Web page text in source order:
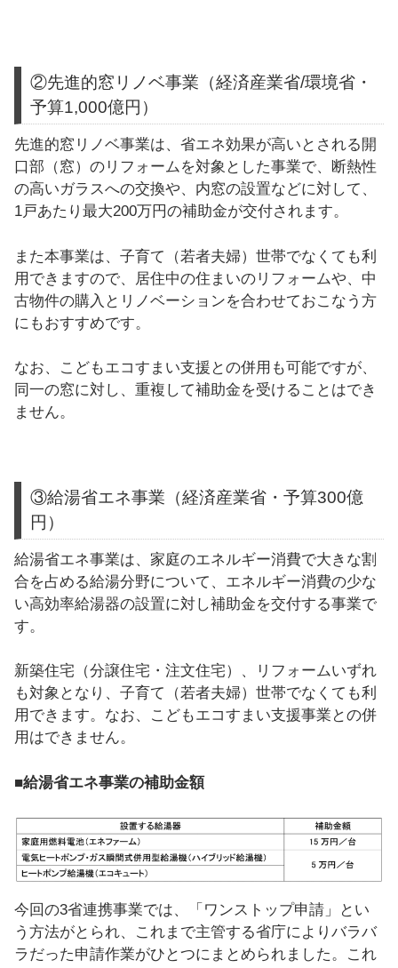
②先進的窓リノベ事業（経済産業省/環境省・
予算1,000億円）
先進的窓リノベ事業は、省エネ効果が高いとされる開
口部（窓）のリフォームを対象とした事業で、断熱性
の高いガラスへの交換や、内窓の設置などに対して、
1戸あたり最大200万円の補助金が交付されます。
また本事業は、子育て（若者夫婦）世帯でなくても利
用できますので、居住中の住まいのリフォームや、中
古物件の購入とリノベーションを合わせておこなう方
にもおすすめです。
なお、こどもエコすまい支援との併用も可能ですが、
同一の窓に対し、重複して補助金を受けることはでき
ません。
③給湯省エネ事業（経済産業省・予算300億
円）
給湯省エネ事業は、家庭のエネルギー消費で大きな割
合を占める給湯分野について、エネルギー消費の少な
い高効率給湯器の設置に対し補助金を交付する事業で
す。
新築住宅（分譲住宅・注文住宅）、リフォームいずれ
も対象となり、子育て（若者夫婦）世帯でなくても利
用できます。なお、こどもエコすまい支援事業との併
用はできません。
■給湯省エネ事業の補助金額
今回の3省連携事業では、「ワンストップ申請」とい
う方法がとられ、これまで主管する省庁によりバラバ
ラだった申請作業がひとつにまとめられました。これ